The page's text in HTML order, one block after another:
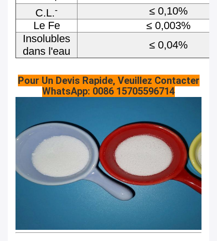
C.L.-
≤ 0,10%
Le Fe
≤ 0,003%
Insolubles
dans l'eau
≤ 0,04%
Pour Un Devis Rapide, Veuillez Contacter
WhatsApp: 0086 15705596714